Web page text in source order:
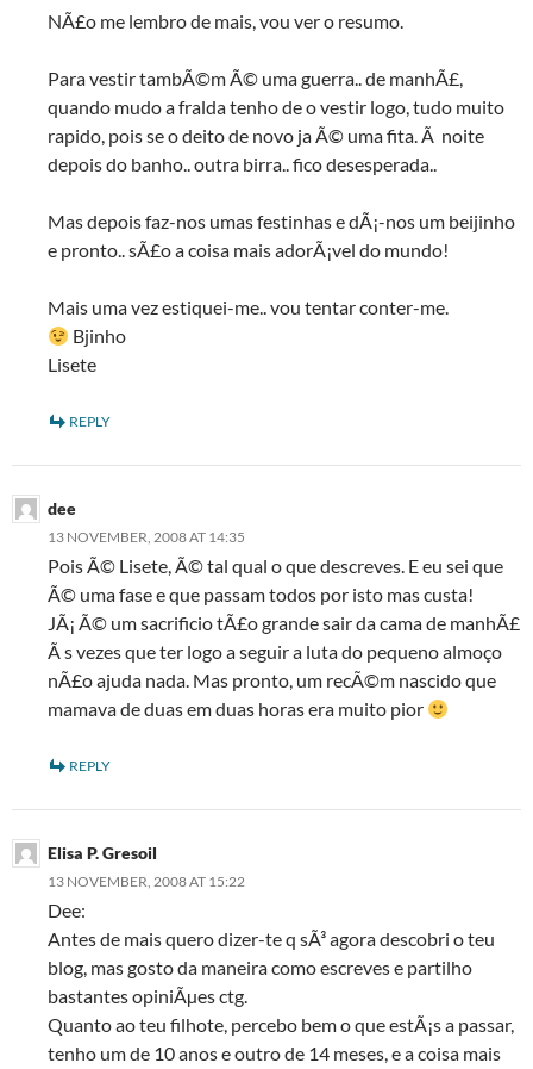
NÃ£o me lembro de mais, vou ver o resumo.
Para vestir tambÃ©m Ã© uma guerra.. de manhÃ£,
quando mudo a fralda tenho de o vestir logo, tudo muito
rapido, pois se o deito de novo ja Ã© uma fita. Ã noite
depois do banho.. outra birra.. fico desesperada..
Mas depois faz-nos umas festinhas e dÃ¡-nos um beijinho
e pronto.. sÃ£o a coisa mais adorÃ¡vel do mundo!
Mais uma vez estiquei-me.. vou tentar conter-me.
Bjinho
Lisete
REPLY
dee
13 NOVEMBER, 2008 AT 14:35
Pois Ã© Lisete, Ã© tal qual o que descreves. E eu sei que
Ã© uma fase e que passam todos por isto mas custa!
JÃ¡ Ã© um sacrificio tÃ£o grande sair da cama de manhÃ£
Ã s vezes que ter logo a seguir a luta do pequeno almoço
nÃ£o ajuda nada. Mas pronto, um recÃ©m nascido que
mamava de duas em duas horas era muito pior
REPLY
Elisa P. Gresoil
13 NOVEMBER, 2008 AT 15:22
Dee:
Antes de mais quero dizer-te q sÃ³ agora descobri o teu
blog, mas gosto da maneira como escreves e partilho
bastantes opiniÃµes ctg.
Quanto ao teu filhote, percebo bem o que estÃ¡s a passar,
tenho um de 10 anos e outro de 14 meses, e a coisa mais